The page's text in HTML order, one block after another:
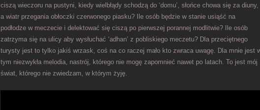
ciszą wieczoru na pustyni, kiedy wielbłądy schodzą do ‘domu’, słońce chowa się za diuny,
a wiatr przegania obłoczki czerwonego piasku? Ile osób będzie w stanie usiąść na
podłodze w meczecie i delektować się ciszą po pierwszej porannej modlitwie? Ile osób
zatrzyma się na ulicy aby wysłuchać ‘adhan’ z pobliskiego meczetu? Dla przeciętnego
turysty jest to tylko jakiś wrzask, coś na co raczej mało kto zwraca uwagę. Dla mnie jest
tym niezwykła melodia, nastrój, którego nie mogę zapomnieć nawet po latach. To jest mój
świat, którego nie zwiedzam, w którym żyję.